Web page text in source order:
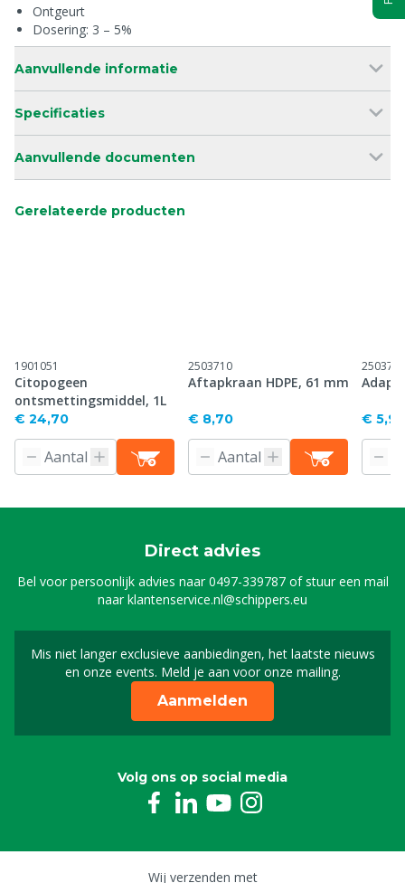
Ontgeurt
Dosering: 3 – 5%
Aanvullende informatie
Specificaties
Aanvullende documenten
Gerelateerde producten
1901051
Citopogeen
ontsmettingsmiddel, 1L
€ 24,70
2503710
Aftapkraan HDPE, 61 mm
€ 8,70
2503752
€ 5,90
Direct advies
Bel voor persoonlijk advies naar0497-339787of stuur een mail
naarklantenservice.nl@schippers.eu
Mis niet langer exclusieve aanbiedingen, het laatste nieuws
en onze events. Meld je aan voor onze mailing.
Schrijf je in voor onze
Aanmelden
Volg ons op social media
Wij verzenden met